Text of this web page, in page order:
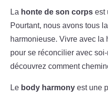
La honte de son corps est
Pourtant, nous avons tous
harmonieuse. Vivre avec la
pour se réconcilier avec
découvrez comment
Le body harmony est une